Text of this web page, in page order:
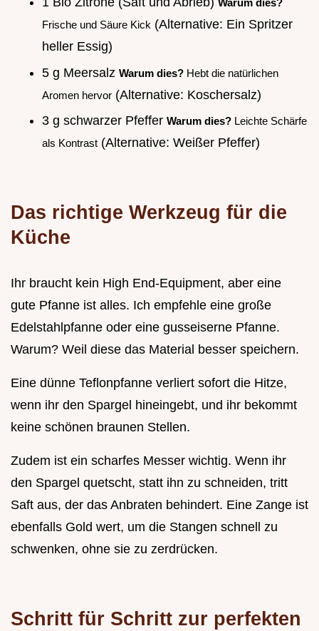
Warum dies?
Frische und Säure Kick (Alternative: Ein Spritzer
heller Essig)
5 g Meersalz Warum dies? Hebt die natürlichen
Aromen hervor (Alternative: Koschersalz)
3 g schwarzer Pfeffer Warum dies? Leichte Schärfe
als Kontrast (Alternative: Weißer Pfeffer)
Das richtige Werkzeug für die
Küche
Ihr braucht kein High End-Equipment, aber eine
gute Pfanne ist alles. Ich empfehle eine große
Edelstahlpfanne oder eine gusseiserne Pfanne.
Warum? Weil diese das Material besser speichern.
Eine dünne Teflonpfanne verliert sofort die Hitze,
wenn ihr den Spargel hineingebt, und ihr bekommt
keine schönen braunen Stellen.
Zudem ist ein scharfes Messer wichtig. Wenn ihr
den Spargel quetscht, statt ihn zu schneiden, tritt
Saft aus, der das Anbraten behindert. Eine Zange ist
ebenfalls Gold wert, um die Stangen schnell zu
schwenken, ohne sie zu zerdrücken.
Schritt für Schritt zur perfekten